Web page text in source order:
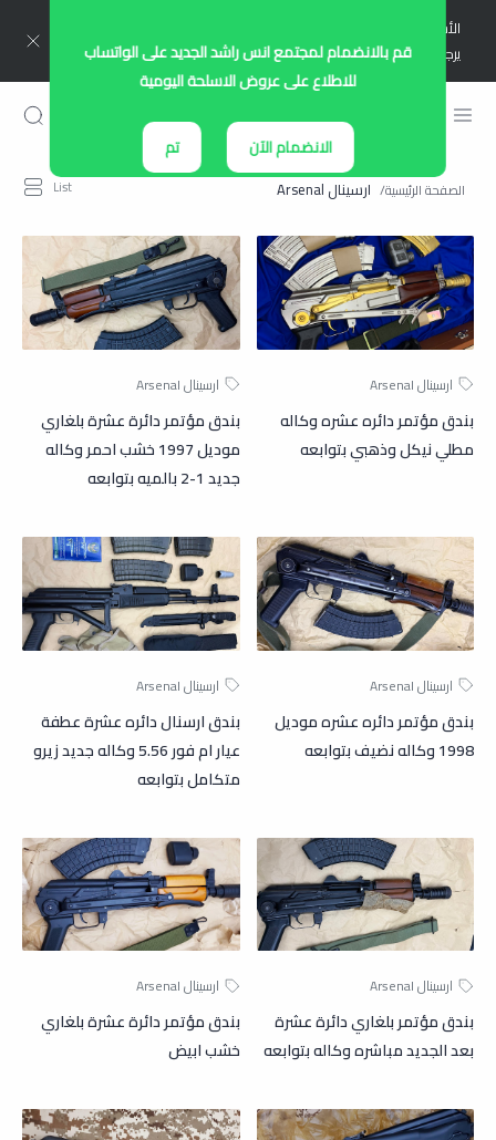
الأسعار في الموقع متغيرة وغير ثابتة.. لمعرفة سعر أي قطعة
يرجى التواصل معنا بشكل مباشر :)
ارسينال Arsenal
بندق مؤتمر دائره عشره وكاله
مطلي نيكل وذهبي بتوابعه
بندق مؤتمر دائرة عشرة بلغاري
موديل 1997 خشب احمر وكاله
جديد 1-2 بالميه بتوابعه
بندق مؤتمر دائره عشره موديل
1998 وكاله نضيف بتوابعه
بندق ارسنال دائره عشرة عطفة
عيار ام فور 5.56 وكاله جديد زيرو
متكامل بتوابعه
بندق مؤتمر بلغاري دائرة عشرة
بعد الجديد مباشره وكاله بتوابعه
بندق مؤتمر دائرة عشرة بلغاري
خشب ابيض
قم بالانضمام لمجتمع انس راشد الجديد على الواتساب
للاطلاع على عروض الاسلحة اليومية
الانضمام الآن تم